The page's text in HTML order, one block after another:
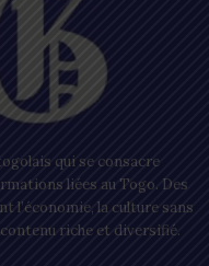
qui se consacre
liées au Togo. Des
l’économie, la culture sans
riche et diversifié.